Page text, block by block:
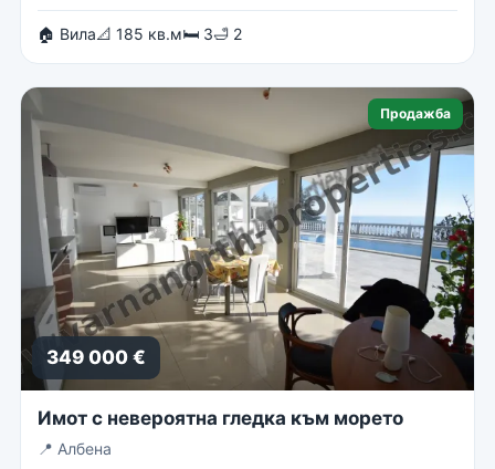
🏠 Вила📐 185 кв.м🛏 3🛁 2
Продажба
349 000 €
Имот с невероятна гледка към морето
📍 Албена